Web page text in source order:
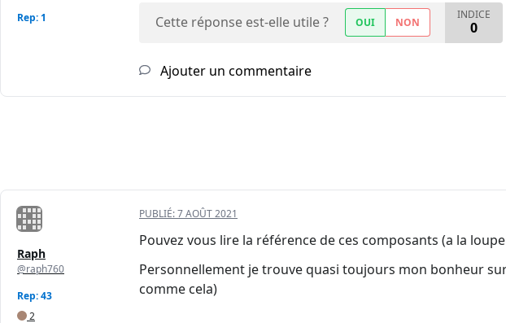
Rep: 1
Cette réponse est-elle utile ? OUI NON
INDICE
0
Ajouter un commentaire
Raph
@raph760
Rep: 43
2
PUBLIÉ:7 AOÛT 2021
Pouvez vous lire la référence de ces composants (a la
Personnellement je trouve quasi toujours mon bonheur
comme cela)